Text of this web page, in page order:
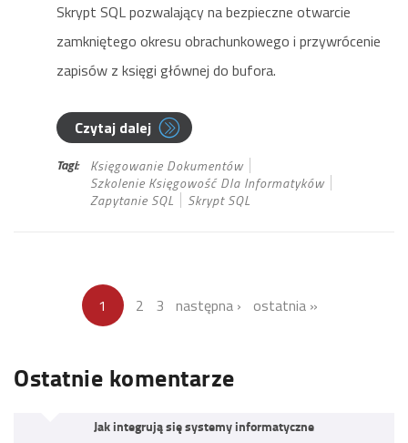
Skrypt SQL pozwalający na bezpieczne otwarcie
zamkniętego okresu obrachunkowego i przywrócenie
zapisów z księgi głównej do bufora.
Czytaj dalej
Tagi: Księgowanie Dokumentów
Szkolenie Księgowość Dla Informatyków
Zapytanie SQL
Skrypt SQL
1 2 3 następna › ostatnia »
Ostatnie komentarze
Jak integrują się systemy informatyczne